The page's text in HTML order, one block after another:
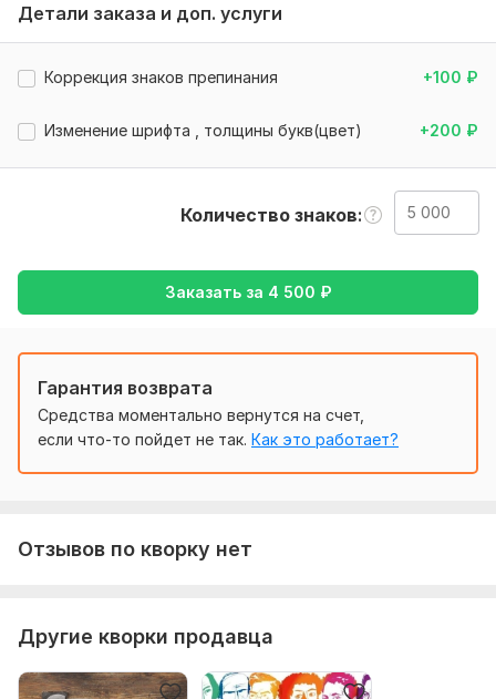
с Английского на Русский
Детали заказа и доп. услуги
Коррекция знаков препинания +100 ₽
Изменение шрифта , толщины букв(цвет) +200 ₽
Количество знаков
Заказать за 4 500 ₽
Гарантия возврата
Средства моментально вернутся на счет,
если что-то пойдет не так. Как это работает?
Отзывов по кворку нет
Другие кворки продавца